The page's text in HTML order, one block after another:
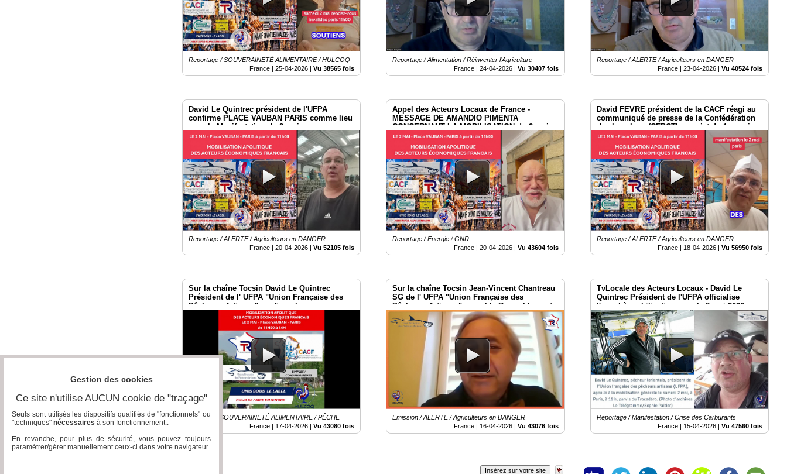
Reportage / SOUVERAINETÉ ALIMENTAIRE / HULCOQ
France |25-04-2026 |Vu 38565 fois
Reportage / Alimentation / Réinventer l’Agriculture
France | 24-04-2026| Vu 30407 fois
Reportage / ALERTE / Agriculteurs en DANGER
France |23-04-2026 |Vu 40524 fois
David Le Quintrec président de l'UFPA
confirme PLACE VAUBAN PARIS comme lieu
pour la Manifestation du 2 mai
Reportage / ALERTE / Agriculteurs en DANGER
France |20-04-2026 |Vu 52105 fois
Appel des Acteurs Locaux de France -
MESSAGE DE AMANDIO PIMENTA
CONCERNANT LA MOBILISATION du 2 mai
2026 à Paris.
Reportage / Energie / GNR
France | 20-04-2026| Vu 43604 fois
David FEVRE président de la CACF réagi au
communiqué de presse de la Confédération
des bouchers (CFBCT) au sujet du 1er mai
Reportage / ALERTE / Agriculteurs en DANGER
France | 18-04-2026 |Vu 56950 fois
Sur la chaîne Tocsin David Le Quintrec
Président de l' UFPA "Union Française des
Pêcheurs Artisans" confirme le
Rassemblement du 2 mai à Paris
Emission / SOUVERAINETÉ ALIMENTAIRE / PÊCHE
France | 17-04-2026 |Vu 43080 fois
Sur la chaîne Tocsin Jean-Vincent Chantreau
SG de l' UFPA "Union Française des
Pêcheurs Artisans" rappel le Rasemblement
des Acteurs économique Locaux du 2 mai à
Paris
Emission / ALERTE / Agriculteurs en DANGER
France | 16-04-2026| Vu 43076 fois
TvLocale des Acteurs Locaux - David Le
Quintrec Président de l'UFPA officialise
l'appel à mobilisation pour le 2 mai 2026 au
Trocadéro Paris
Reportage / Manifestation / Crise des Carburants
France | 15-04-2026 |Vu 47560 fois
Insérez sur votre site
Gestion des cookies
Ce site n'utilise AUCUN cookie de "traçage"
Seuls sont utilisés les dispositifs qualifiés de "fonctionnels" ou
"techniques" nécessaires à son fonctionnement..
En revanche, pour plus de sécurité, vous pouvez toujours
paramétrer/gérer manuellement ceux-ci dans votre navigateur.